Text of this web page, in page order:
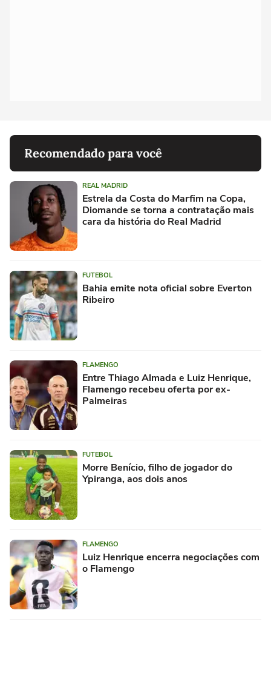
Recomendado para você
REAL MADRID
Estrela da Costa do Marfim na Copa,
Diomande se torna a contratação mais
cara da história do Real Madrid
FUTEBOL
Bahia emite nota oficial sobre Everton
Ribeiro
FLAMENGO
Entre Thiago Almada e Luiz Henrique,
Flamengo recebeu oferta por ex-
Palmeiras
FUTEBOL
Morre Benício, filho de jogador do
Ypiranga, aos dois anos
FLAMENGO
Luiz Henrique encerra negociações com
o Flamengo